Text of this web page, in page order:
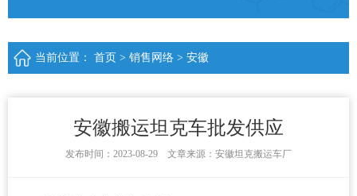
当前位置： 首页 > 销售网络 > 安徽
安徽搬运坦克车批发供应
发布时间：2023-08-29 文章来源：安徽坦克搬运车厂